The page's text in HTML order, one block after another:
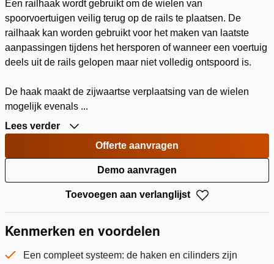
Een railhaak wordt gebruikt om de wielen van
spoorvoertuigen veilig terug op de rails te plaatsen. De
railhaak kan worden gebruikt voor het maken van laatste
aanpassingen tijdens het hersporen of wanneer een voertuig
deels uit de rails gelopen maar niet volledig ontspoord is.
De haak maakt de zijwaartse verplaatsing van de wielen
mogelijk evenals ...
Lees verder
Offerte aanvragen
Demo aanvragen
Toevoegen aan verlanglijst
Kenmerken en voordelen
Een compleet systeem: de haken en cilinders zijn